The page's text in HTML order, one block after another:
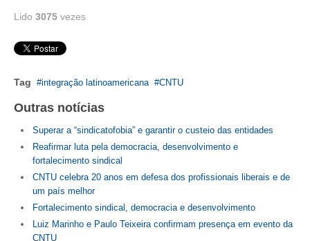
Lido 3075 vezes
Tag integração latinoamericana CNTU
Outras notícias
Superar a “sindicatofobia” e garantir o custeio das entidades
Reafirmar luta pela democracia, desenvolvimento e
fortalecimento sindical
CNTU celebra 20 anos em defesa dos profissionais liberais e de
um país melhor
Fortalecimento sindical, democracia e desenvolvimento
Luiz Marinho e Paulo Teixeira confirmam presença em evento da
CNTU